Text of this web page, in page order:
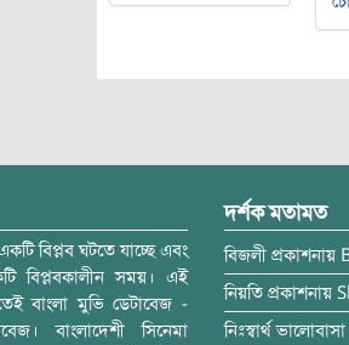
বিপ্লব ঘটতে যাচ্ছে এবং
বিপ্লবকালীন সময়। এই
বাংলা মুভি ডেটাবেজ -
বাংলাদেশী সিনেমা
দর্শক মতামত
বিজলী প্রকাশনায়
নিয়তি প্রকাশনায়
নিঃস্বার্থ ভালোবাসা